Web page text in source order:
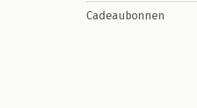
Cadeaubonnen